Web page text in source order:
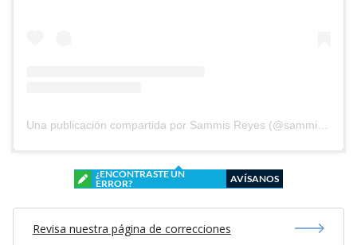
¿ENCONTRASTE UN
ERROR?
AVÍSANOS
Revisa nuestra página de correcciones